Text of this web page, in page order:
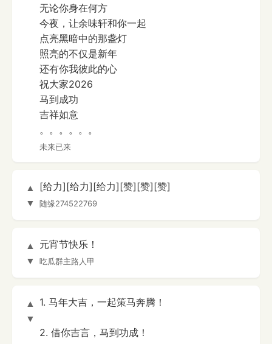
无论你身在何方
今夜，让余味轩和你一起
点亮黑暗中的那盏灯
照亮的不仅是新年
还有你我彼此的心
祝大家2026
马到成功
吉祥如意
。。。。。。
未来已来
▲
▼
[给力][给力][给力][赞][赞][赞]
随缘274522769
▲
▼
元宵节快乐！
吃瓜群主路人甲
▲
▼
1. 马年大吉，一起策马奔腾！
2. 借你吉言，马到功成！